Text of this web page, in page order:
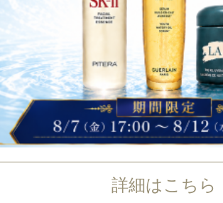
詳細はこちら
13,750円
円（税込）
ミルククレ
カート